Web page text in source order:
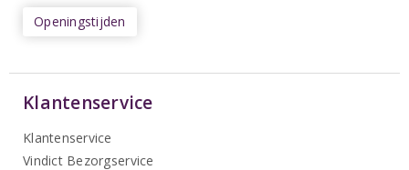
Openingstijden
Klantenservice
Klantenservice
Vindict Bezorgservice